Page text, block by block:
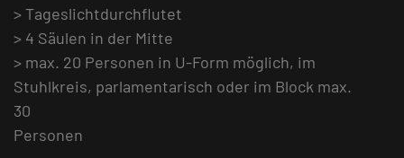
> Tageslichtdurchflutet
> 4 Säulen in der Mitte
> max. 20 Personen in U-Form möglich, im
Stuhlkreis, parlamentarisch oder im Block max.
30
Personen